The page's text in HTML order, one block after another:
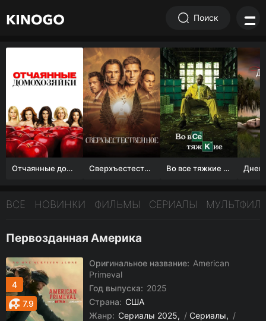
Поиск
Отчаянные домохозяйки (1 сезон) Сверхъестественное Во все тяжкие 1-5 сезон
ВСЕ НОВИНКИ ФИЛЬМЫ СЕРИАЛЫ
Первозданная Америка
4
7.9
Оригинальное название: American
Primeval
Год выпуска: 2025
Страна: США
Жанр: Сериалы 2025 / Сериалы
/